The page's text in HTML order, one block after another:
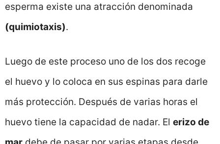
esperma existe una atracción denominada
(quimiotaxis).
Luego de este proceso uno de los dos recoge
el huevo y lo coloca en sus espinas para darle
más protección. Después de varias horas el
huevo tiene la capacidad de nadar. El erizo de